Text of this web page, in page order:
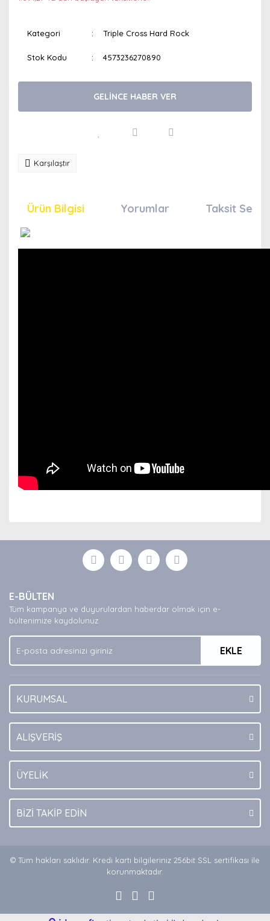
Kategori Triple Cross Hard Rock
Stok Kodu 4573236270890
GELİNCE HABER VER
Karşılaştır
Ürün Bilgisi Yorumlar Taksit
Yorum Yaz
formunu kullanarak tarafımıza iletebilirsiniz.
Görüş ve önerileriniz için teşekkür ederiz.
Ürün açıklamasında eksik bilgiler bulunuyor.
Ürün bilgilerinde hatalar bulunuyor.
Ürün fiyatı diğer sitelerden daha pahalı.
Bu ürüne benzer farklı alternatifler olmalı.
E-BÜLTEN
Tüm kampanya ve duyurulardan haberdar olmak için e-
bültenimize kaydolunuz.
EKLE
KURUMSAL
ALIŞVERİŞ
ÜYELİK
BİZİ TAKİP EDİN
© Tüm hakları saklıdır. Kredi kartı bilgileriniz 256bit SSL sertifikası ile
korunmaktadır.